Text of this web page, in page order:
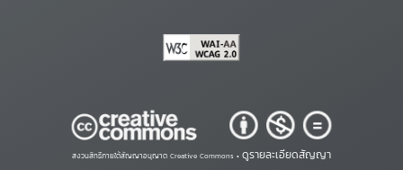
สงวนสิทธิ์ภายใต้สัญญาอนุญาต Creative Commons • ดูรายละเอียดสัญญา